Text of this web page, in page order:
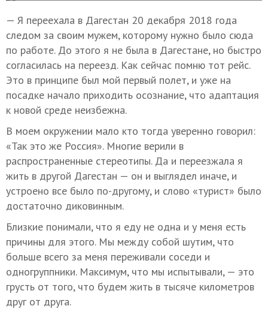
— Я переехала в Дагестан 20 декабря 2018 года
следом за своим мужем, которому нужно было сюда
по работе. До этого я не была в Дагестане, но быстро
согласилась на переезд. Как сейчас помню тот рейс.
Это в принципе был мой первый полет, и уже на
посадке начало приходить осознание, что адаптация
к новой среде неизбежна.
В моем окружении мало кто тогда уверенно говорил:
«Так это же Россия». Многие верили в
распространенные стереотипы. Да и переезжала я
жить в другой Дагестан — он и выглядел иначе, и
устроено все было по-другому, и слово «турист» было
достаточно диковинным.
Близкие понимали, что я еду не одна и у меня есть
причины для этого. Мы между собой шутим, что
больше всего за меня переживали соседи и
одногруппники. Максимум, что мы испытывали, — это
грусть от того, что будем жить в тысяче километров
друг от друга.